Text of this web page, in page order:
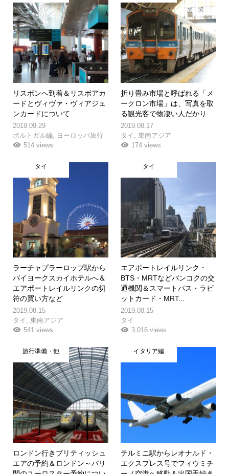
リスボンへ到着＆リスボアカ
ードとヴィヴァ・ヴィアジェ
ンカードについて
2019.09.29
ポルトガル編,
ヨーロッパ旅行
514 views
折り畳み市場と呼ばれる「メ
ークロン市場」は、写真を取
る観光客で物凄い人だかり
2019.08.17
タイ
,東南アジア
174 views
タイ
ラーチャプラーロップ駅から
バイヨークスカイホテルへ＆
エアポートレイルリンクの切
符の買い方など
2019.08.15
タイ , 東南アジア
541 views
タイ
エアポートレイルリンク・
BTS・MRTなどバンコクの交
通機関＆スマートパス・ラビ
ットカード・MRT...
2019.08.15
タイ
3,016 views
旅行準備・他
ロンドン行きブリティッシュ
エアの予約＆ロンドン～パリ
イタリア編
テルミニ駅からレオナルド・
エクスプレス号でフィウミチ